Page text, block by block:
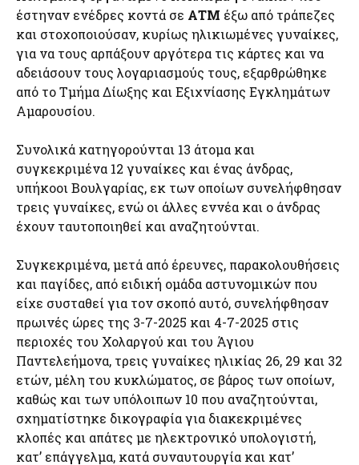
έστηναν ενέδρες κοντά σε ΑΤΜ έξω από τράπεζες
και στοχοποιούσαν, κυρίως ηλικιωμένες γυναίκες,
για να τους αρπάξουν αργότερα τις κάρτες και να
αδειάσουν τους λογαριασμούς τους, εξαρθρώθηκε
από το Τμήμα Δίωξης και Εξιχνίασης Εγκλημάτων
Αμαρουσίου.
Συνολικά κατηγορούνται 13 άτομα και
συγκεκριμένα 12 γυναίκες και ένας άνδρας,
υπήκοοι Βουλγαρίας, εκ των οποίων συνελήφθησαν
τρεις γυναίκες, ενώ οι άλλες εννέα και ο άνδρας
έχουν ταυτοποιηθεί και αναζητούνται.
Συγκεκριμένα, μετά από έρευνες, παρακολουθήσεις
και παγίδες, από ειδική ομάδα αστυνομικών που
είχε συσταθεί για τον σκοπό αυτό, συνελήφθησαν
πρωινές ώρες της 3-7-2025 και 4-7-2025 στις
περιοχές του Χολαργού και του Άγιου
Παντελεήμονα, τρεις γυναίκες ηλικίας 26, 29 και 32
ετών, μέλη του κυκλώματος, σε βάρος των οποίων,
καθώς και των υπόλοιπων 10 που αναζητούνται,
σχηματίστηκε δικογραφία για διακεκριμένες
κλοπές και απάτες με ηλεκτρονικό υπολογιστή,
κατ’ επάγγελμα, κατά συναυτουργία και κατ’